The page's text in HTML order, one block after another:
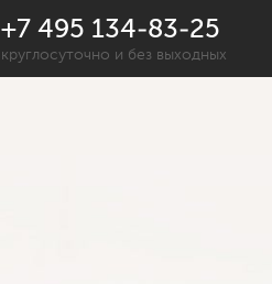
+7 495 134-83-25
круглосуточно и без выходных